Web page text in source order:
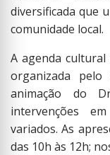
diversificada que
comunidade local.
A agenda
organizada
animação do
intervenções
variados. As
das 10h às 12h;